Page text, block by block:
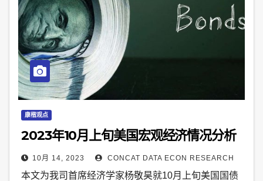
康楷观点
2023年10月上旬美国宏观经济情况分析
10月 14, 2023 CONCAT DATA ECON RESEARCH
本文为我司首席经济学家杨敬昊就10月上旬美国国债